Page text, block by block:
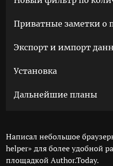
Приватные заметки о
Экспорт и импорт
Установка
Дальнейшие планы
Написал небольшое
helper» для более удобной
площадкой Author.Today.